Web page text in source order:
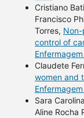
Cristiano
Francisco
Torres,
control of
Claudete
women and
Sara
Aline Rocha